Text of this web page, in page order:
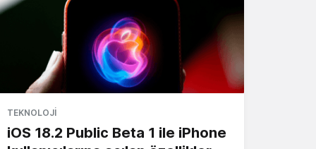
TEKNOLOJI
iOS 18.2 Public Beta 1 ile iPhone